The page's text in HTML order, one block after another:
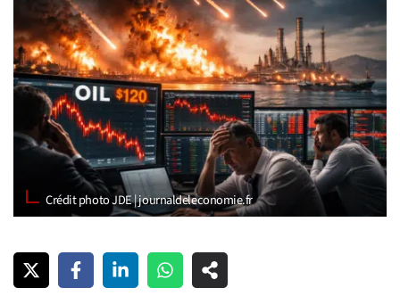
Crédit photo JDE | journaldeleconomie.fr